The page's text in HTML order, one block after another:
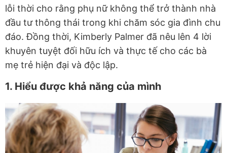
lỗi thời cho rằng phụ nữ không thể trở thành nhà
đầu tư thông thái trong khi chăm sóc gia đình chu
đáo. Đồng thời, Kimberly Palmer đã nêu lên 4 lời
khuyên tuyệt đối hữu ích và thực tế cho các bà
mẹ trẻ hiện đại và độc lập.
1. Hiểu được khả năng của mình